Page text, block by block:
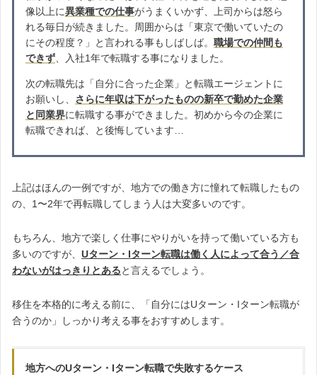
像以上に異業種での仕事がうまくいかず、上司からは怒ら
れる毎日が続きました。周囲からは「東京で働いていたの
にその程度？」と言われる事もしばしば。 職場での仲間も
できず 、入社1年で転職する事になりました。
次の転職先は「自分に合った企業」と転職エージェントに
お願いし、 さらに年収は下がったものの新卒で勤めた企業
と同業界に転職する事ができました。初めから今の企業に
転職できれば、と後悔しています…
上記はほんの一例ですが、地方での働き方に憧れて転職したもの
の、1〜2年で再転職してしまう人は大変多いのです。
もちろん、地方で楽しく仕事にやりがいを持って働いている方も
多いのですが、 Uターン・Iターン転職は働く人によって合う／合
わないがはっきりとあると言えるでしょう。
移住を本格的に考える前に、「自分にはUターン・Iターン転職が
合うのか」しっかり考える事をおすすめします。
地方へのUターン・Iターン転職で失敗するケース